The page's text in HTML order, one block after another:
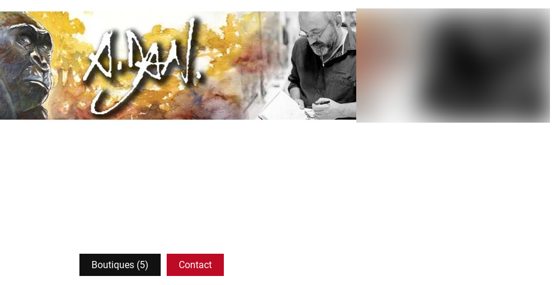
Boutiques (5) Contact